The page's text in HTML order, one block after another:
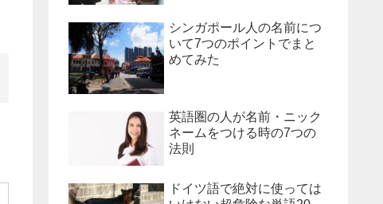
シンガポール人の名前につ
いて7つのポイントでまと
めてみた
英語圏の人が名前・ニック
ネームをつける時の7つの
法則
ドイツ語で絶対に使っては